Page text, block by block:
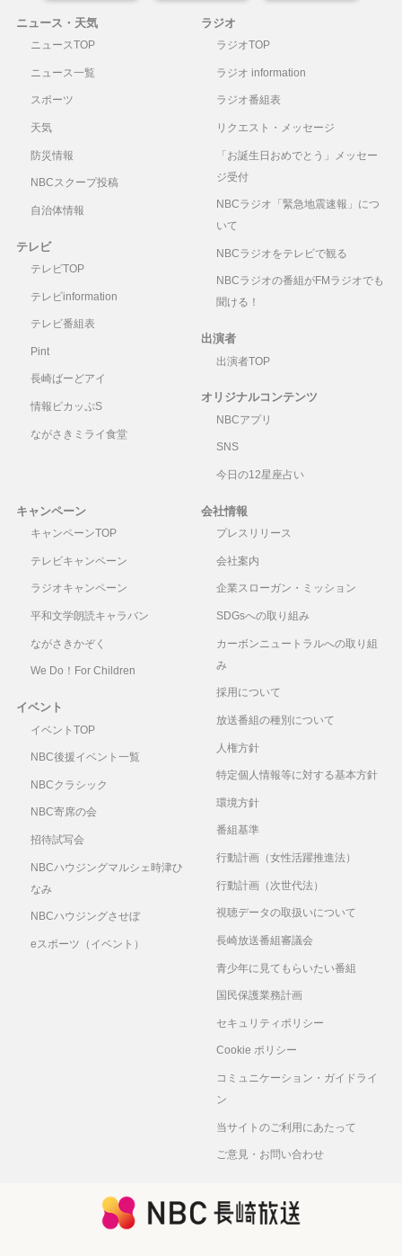
ニュース・天気
ニュースTOP
ニュース一覧
スポーツ
天気
防災情報
NBCスクープ投稿
自治体情報
テレビ
テレビTOP
テレビinformation
テレビ番組表
Pint
長崎ばーどアイ
情報ピカッぷS
ながさきミライ食堂
ラジオ
ラジオTOP
ラジオ information
ラジオ番組表
リクエスト・メッセージ
「お誕生日おめでとう」メッセー
ジ受付
NBCラジオ「緊急地震速報」につ
いて
NBCラジオをテレビで観る
NBCラジオの番組がFMラジオでも
聞ける！
出演者
出演者TOP
オリジナルコンテンツ
NBCアプリ
SNS
今日の12星座占い
キャンペーン
キャンペーンTOP
テレビキャンペーン
ラジオキャンペーン
平和文学朗読キャラバン
ながさきかぞく
We Do！For Children
イベント
イベントTOP
NBC後援イベント一覧
NBCクラシック
NBC寄席の会
招待試写会
NBCハウジングマルシェ時津ひ
なみ
NBCハウジングさせぼ
eスポーツ（イベント）
会社情報
プレスリリース
会社案内
企業スローガン・ミッション
SDGsへの取り組み
カーボンニュートラルへの取り組
み
採用について
放送番組の種別について
人権方針
特定個人情報等に対する基本方針
環境方針
番組基準
行動計画（女性活躍推進法）
行動計画（次世代法）
視聴データの取扱いについて
長崎放送番組審議会
青少年に見てもらいたい番組
国民保護業務計画
セキュリティポリシー
Cookie ポリシー
コミュニケーション・ガイドライ
ン
当サイトのご利用にあたって
ご意見・お問い合わせ